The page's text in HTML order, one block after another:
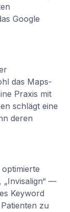
Google
das Maps-
Praxis mit
schlägt eine
deren
„Invisalign“ —
Keyword
zu